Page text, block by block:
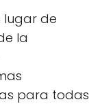
lugar de
la
para todas